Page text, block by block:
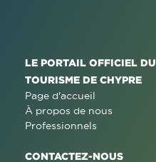
LE PORTAIL OFFICIEL DU
TOURISME DE CHYPRE
Page d'accueil
À propos de nous
Professionnels
CONTACTEZ-NOUS